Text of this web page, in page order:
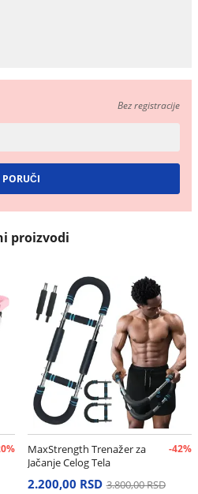
Bez registracije
proizvodi
MaxStrength Trenažer za
Jačanje Celog Tela
-42%
2.200,00 RSD 3.800,00 RSD